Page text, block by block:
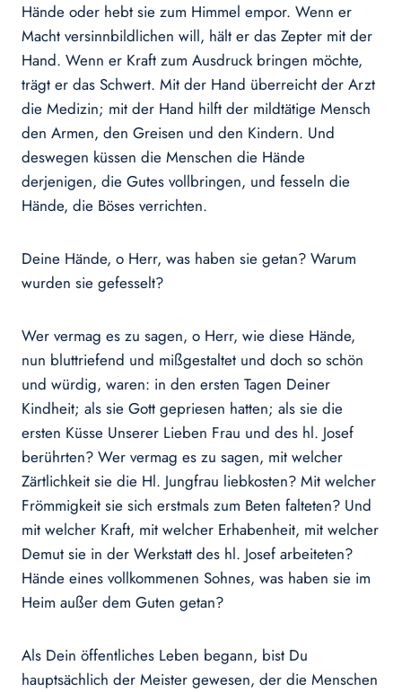
Hände oder hebt sie zum Himmel empor. Wenn er
Macht versinnbildlichen will, hält er das Zepter mit der
Hand. Wenn er Kraft zum Ausdruck bringen möchte,
trägt er das Schwert. Mit der Hand überreicht der Arzt
die Medizin; mit der Hand hilft der mildtätige Mensch
den Armen, den Greisen und den Kindern. Und
deswegen küssen die Menschen die Hände
derjenigen, die Gutes vollbringen, und fesseln die
Hände, die Böses verrichten.
Deine Hände, o Herr, was haben sie getan? Warum
wurden sie gefesselt?
Wer vermag es zu sagen, o Herr, wie diese Hände,
nun bluttriefend und mißgestaltet und doch so schön
und würdig, waren: in den ersten Tagen Deiner
Kindheit; als sie Gott gepriesen hatten; als sie die
ersten Küsse Unserer Lieben Frau und des hl. Josef
berührten? Wer vermag es zu sagen, mit welcher
Zärtlichkeit sie die Hl. Jungfrau liebkosten? Mit welcher
Frömmigkeit sie sich erstmals zum Beten falteten? Und
mit welcher Kraft, mit welcher Erhabenheit, mit welcher
Demut sie in der Werkstatt des hl. Josef arbeiteten?
Hände eines vollkommenen Sohnes, was haben sie im
Heim außer dem Guten getan?
Als Dein öffentliches Leben begann, bist Du
hauptsächlich der Meister gewesen, der die Menschen